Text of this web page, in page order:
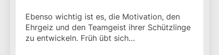
Ebenso wichtig ist es, die Motivation, den
Ehrgeiz und den Teamgeist ihrer Schützlinge
zu entwickeln. Früh übt sich…